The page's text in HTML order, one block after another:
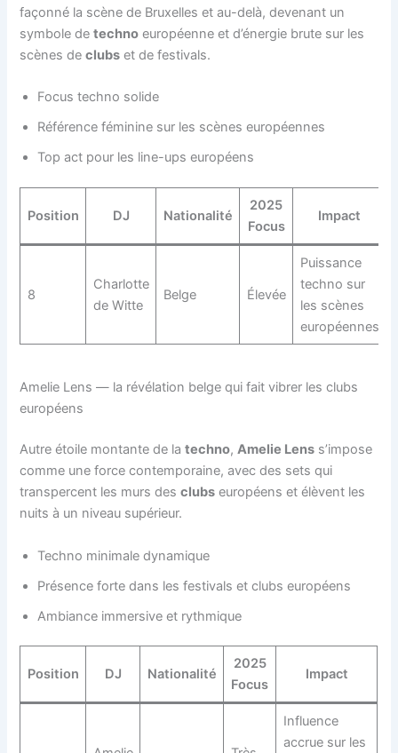
façonné la scène de Bruxelles et au-delà, devenant un
symbole detechno européenne et d’énergie brute sur les
scènes declubs et de festivals.
Focus techno solide
Référence féminine sur les scènes européennes
Top act pour les line-ups européens
Position DJ Nationalité
2025
Focus
Impact
8
Charlotte
de Witte
Belge Élevée
Puissance
techno sur
les scènes
européennes
Amelie Lens — la révélation belge qui fait vibrer les clubs
européens
Autre étoile montante de latechno,Amelie Lens s’impose
comme une force contemporaine, avec des sets qui
transpercent les murs desclubs européens et élèvent les
nuits à un niveau supérieur.
Techno minimale dynamique
Présence forte dans les festivals et clubs européens
Ambiance immersive et rythmique
Position DJ Nationalité
2025
Focus
Impact
Influence
accrue sur les